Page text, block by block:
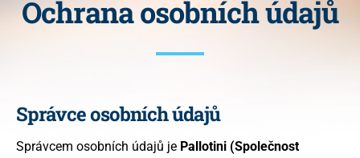
Ochrana osobních údajů
Správce osobních údajů
Správcem osobních údajů je Pallotini (Společnost